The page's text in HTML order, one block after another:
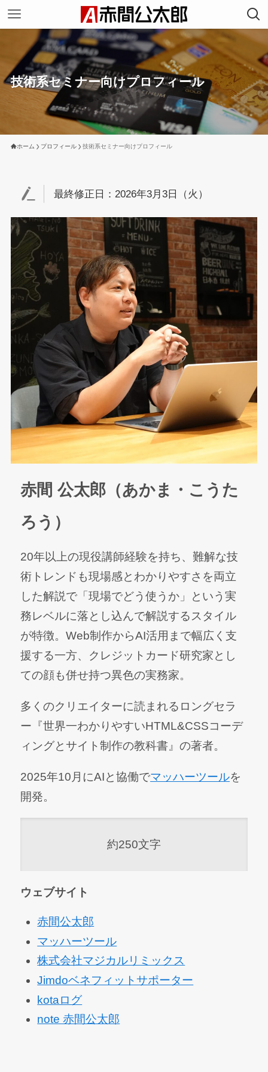
技術系セミナー向けプロフィール
ホーム プロフィール 技術系セミナー向けプロフィール
最終修正日：2026年3月3日（火）
赤間 公太郎（あかま・こうた
ろう）
20年以上の現役講師経験を持ち、難解な技
術トレンドも現場感とわかりやすさを両立
した解説で「現場でどう使うか」という実
務レベルに落とし込んで解説するスタイル
が特徴。Web制作からAI活用まで幅広く支
援する一方、クレジットカード研究家とし
ての顔も併せ持つ異色の実務家。
多くのクリエイターに読まれるロングセラ
ー『世界一わかりやすいHTML&CSSコーデ
ィングとサイト制作の教科書』の著者。
2025年10月にAIと協働でマッハーツールを
開発。
約250文字
ウェブサイト
赤間公太郎
マッハーツール
株式会社マジカルリミックス
Jimdoベネフィットサポーター
kotaログ
note 赤間公太郎